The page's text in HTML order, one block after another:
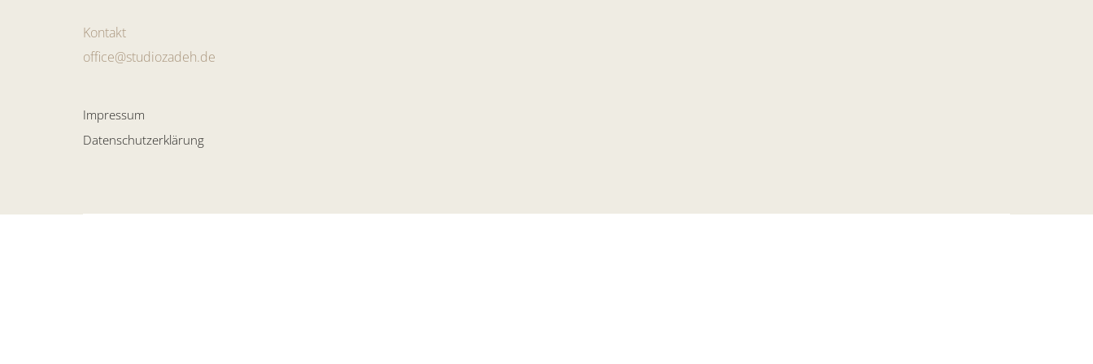
Kontakt
office@studiozadeh.de
Impressum
Datenschutzerklärung